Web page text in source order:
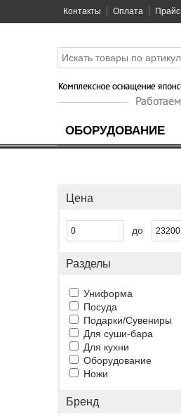
Контакты Оплата Прайс
ОБОРУДОВАНИЕ
Цена
до
Разделы
Униформа
Посуда
Подарки/Сувениры
Для суши-бара
Для кухни
Оборудование
Ножи
Бренд